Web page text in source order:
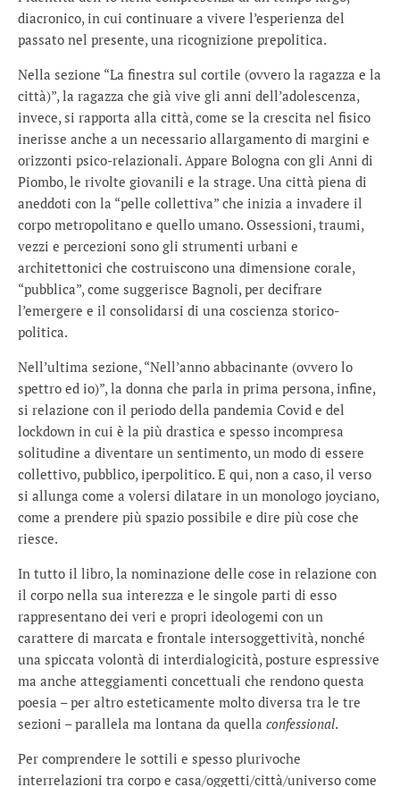
diacronico, in cui continuare a vivere l’esperienza del
passato nel presente, una ricognizione prepolitica.
Nella sezione “La finestra sul cortile (ovvero la ragazza e la
città)”, la ragazza che già vive gli anni dell’adolescenza,
invece, si rapporta alla città, come se la crescita nel fisico
inerisse anche a un necessario allargamento di margini e
orizzonti psico-relazionali. Appare Bologna con gli Anni di
Piombo, le rivolte giovanili e la strage. Una città piena di
aneddoti con la “pelle collettiva” che inizia a invadere il
corpo metropolitano e quello umano. Ossessioni, traumi,
vezzi e percezioni sono gli strumenti urbani e
architettonici che costruiscono una dimensione corale,
“pubblica”, come suggerisce Bagnoli, per decifrare
l’emergere e il consolidarsi di una coscienza storico-
politica.
Nell’ultima sezione, “Nell’anno abbacinante (ovvero lo
spettro ed io)”, la donna che parla in prima persona, infine,
si relazione con il periodo della pandemia Covid e del
lockdown in cui è la più drastica e spesso incompresa
solitudine a diventare un sentimento, un modo di essere
collettivo, pubblico, iperpolitico. E qui, non a caso, il verso
si allunga come a volersi dilatare in un monologo joyciano,
come a prendere più spazio possibile e dire più cose che
riesce.
In tutto il libro, la nominazione delle cose in relazione con
il corpo nella sua interezza e le singole parti di esso
rappresentano dei veri e propri ideologemi con un
carattere di marcata e frontale intersoggettività, nonché
una spiccata volontà di interdialogicità, posture espressive
ma anche atteggiamenti concettuali che rendono questa
poesia – per altro esteticamente molto diversa tra le tre
sezioni – parallela ma lontana da quella confessional.
Per comprendere le sottili e spesso plurivoche
interrelazioni tra corpo e casa/oggetti/città/universo come